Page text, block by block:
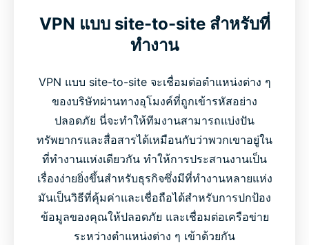
VPN แบบ site-to-site สำหรับที่
ทำงาน
VPN แบบ site-to-site จะเชื่อมต่อตำแหน่งต่าง ๆ
ของบริษัทผ่านทางอุโมงค์ที่ถูกเข้ารหัสอย่าง
ปลอดภัย นี่จะทำให้ทีมงานสามารถแบ่งปัน
ทรัพยากรและสื่อสารได้เหมือนกับว่าพวกเขาอยู่ใน
ที่ทำงานแห่งเดียวกัน ทำให้การประสานงานเป็น
เรื่องง่ายยิ่งขึ้นสำหรับธุรกิจซึ่งมีที่ทำงานหลายแห่ง
มันเป็นวิธีที่คุ้มค่าและเชื่อถือได้สำหรับการปกป้อง
ข้อมูลของคุณให้ปลอดภัย และเชื่อมต่อเครือข่าย
ระหว่างตำแหน่งต่าง ๆ เข้าด้วยกัน